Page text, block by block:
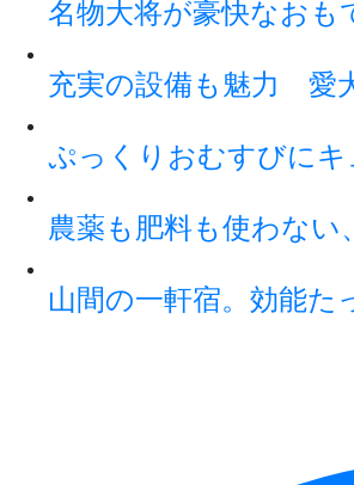
名物大将が豪快なおも
充実の設備も魅力 愛
ぷっくりおむすびに
農薬も肥料も使わない
山間の一軒宿。効能た